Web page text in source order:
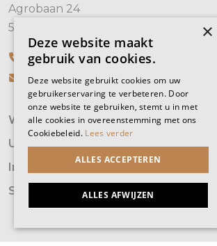
Agrobaan 24
5813 EB Ysselsteyn
0478 - 22 08 10
info@royverstappenmetaal.nl
Woningen
Utiliteit
Interieur
Speciaal constructies
Expertises
Vacatures
Contact
×
Deze website maakt
gebruik van cookies.
Deze website gebruikt cookies om uw
gebruikerservaring te verbeteren. Door
onze website te gebruiken, stemt u in met
alle cookies in overeenstemming met ons
Cookiebeleid. Lees verder
ALLES ACCEPTEREN
ALLES AFWIJZEN